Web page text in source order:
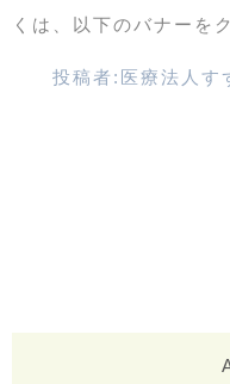
くは、以下のバナーを
投稿者: 医療法人